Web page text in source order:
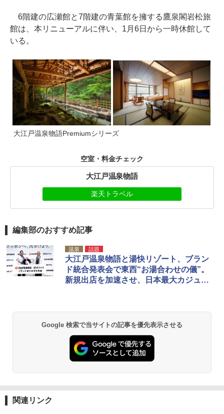
6階建の広瀬館と7階建の青葉館を擁する鷹泉閣岩松旅
館は、本リニューアルに伴い、1月6日から一時休館して
いる。
大江戸温泉物語Premiumシリーズ
空室・料金チェック
大江戸温泉物語
楽天トラベル
編集部のおすすめ記事
温泉 話題
大江戸温泉物語と湯快リゾート、ブラン
ド統合発表会で東西“お湯合わせの儀”。
新規出店を加速させ、日本最大カジュア
Google 検索で当サイトの記事を優先表示させる
関連リンク